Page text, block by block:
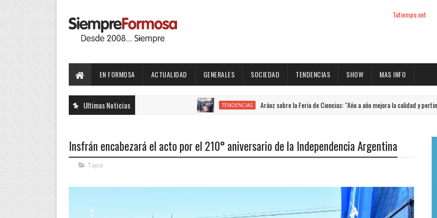
Tutiempo.net
EN FORMOSA ACTUALIDAD GENERALES SOCIEDAD TENDENCIAS SHOW MAS INFO
Ultimas Noticias TENDENCIAS Aráoz sobre la Feria de Ciencias: “Año a año mejora la calidad y pertinencia de
Insfrán encabezará el acto por el 210° aniversario de la Independencia Argentina
Tapa